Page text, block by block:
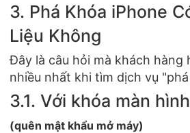
3. Phá Khóa iPhone
Liệu Không
Đây là câu hỏi mà khách hàng
nhiều nhất khi tìm dịch vụ
3.1. Với khóa màn hình
(quên mật khẩu mở máy)